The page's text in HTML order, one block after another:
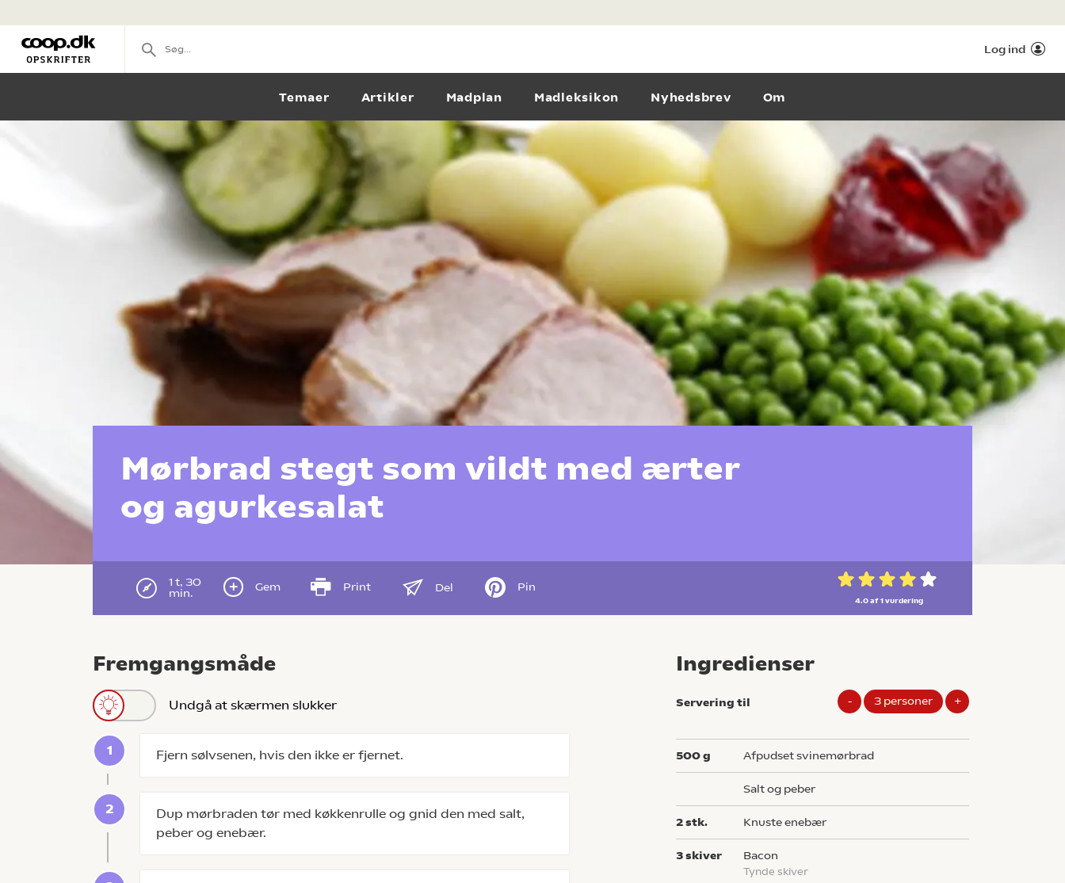
Log ind
Temaer Artikler Madplan Madleksikon Nyhedsbrev Om
Mørbrad stegt som vildt med ærter
og agurkesalat
1 t, 30
min.
Gem Print Del Pin
4.0 af 1 vurdering
Fremgangsmåde
Undgå at skærmen slukker
Fjern sølvsenen, hvis den ikke er fjernet.
Dup mørbraden tør med køkkenrulle og gnid den med salt,
peber og enebær.
Ingredienser
Servering til - 3 personer +
500g afpudset svinemørbrad
salt og peber
2stk. knuste enebær
3skiver bacon
tynde skiver